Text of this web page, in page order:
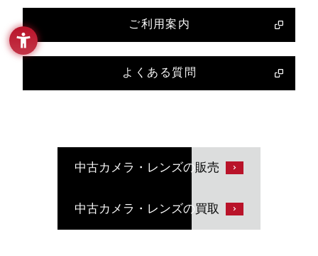
ご利用案内
よくある質問
中古カメラ・レンズの販売
中古カメラ・レンズの買取